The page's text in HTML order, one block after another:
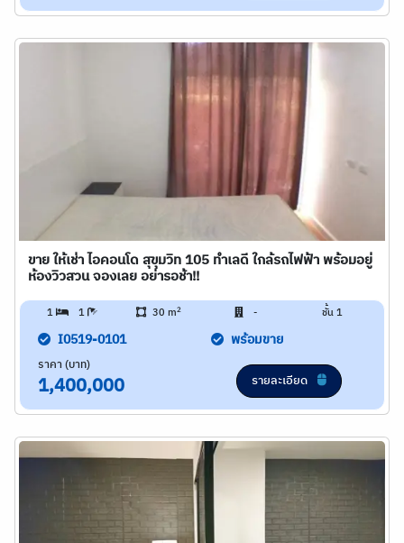
ขาย ให้เช่า ไอคอนโด สุขุมวิท 105 ทำเลดี ใกล้รถไฟฟ้า พร้อมอยู่
ห้องวิวสวน จองเลย อย่ารอช้า!!
1 1 30 m2 - ชั้น 1
I0519-0101 พร้อมขาย
ราคา (บาท)
1,400,000 รายละเอียด